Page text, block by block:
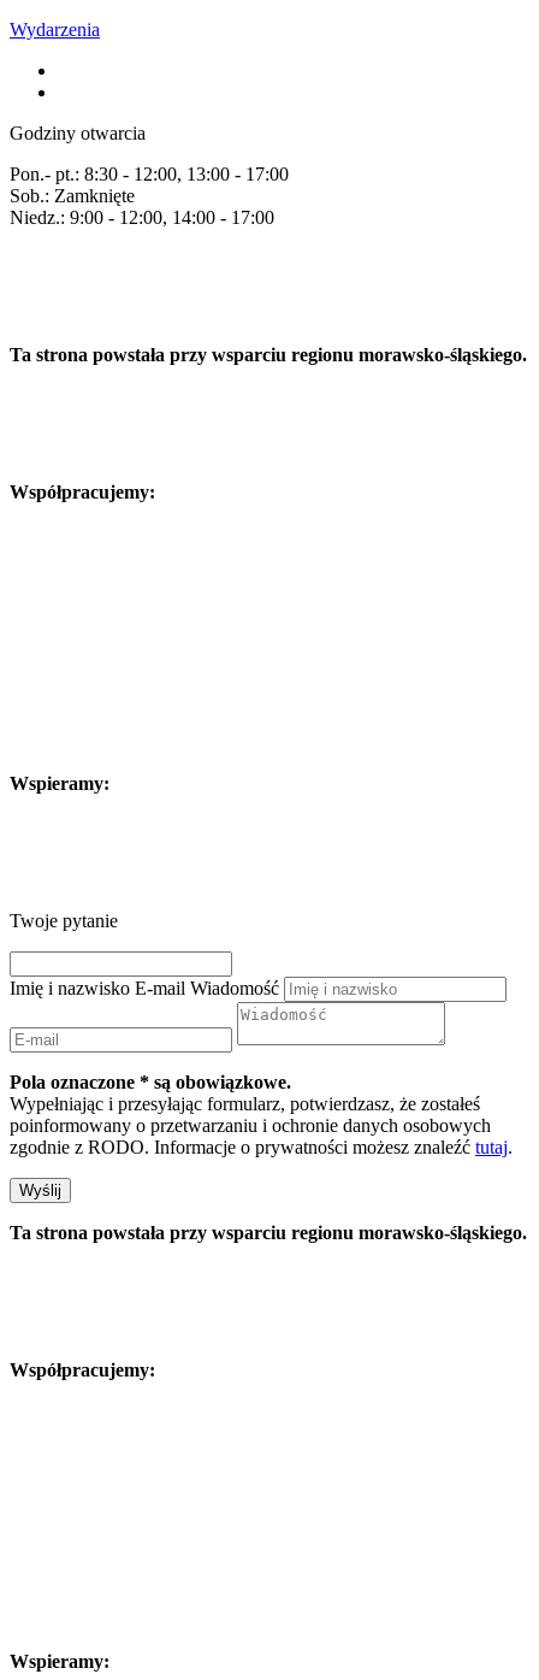
Wydarzenia
Godziny otwarcia
Pon.- pt.: 8:30 - 12:00, 13:00 - 17:00
Sob.: Zamknięte
Niedz.: 9:00 - 12:00, 14:00 - 17:00
Ta strona powstała przy wsparciu regionu morawsko-śląskiego.
Współpracujemy:
Wspieramy:
Twoje pytanie
Imię i nazwisko E-mail Wiadomość
Pola oznaczone * są obowiązkowe.
Wypełniając i przesyłając formularz, potwierdzasz, że zostałeś
poinformowany o przetwarzaniu i ochronie danych osobowych
zgodnie z RODO. Informacje o prywatności możesz znaleźć tutaj.
Wyślij
Ta strona powstała przy wsparciu regionu morawsko-śląskiego.
Współpracujemy:
Wspieramy: